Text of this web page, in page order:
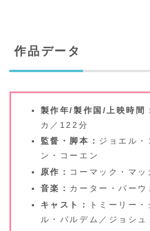
作品データ
製作年/製作国/上映時間
カ／122分
監督・脚本： ジョエル
ン・コーエン
原作： コーマック・マッ
音楽： カーター・バーウ
キャスト：
トミーリー
ル・バルデム／ジョシ